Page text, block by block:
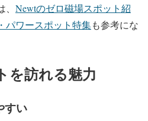
Newtのゼロ磁場スポット紹
パワースポット特集も参考にな
を訪れる魅力
すい